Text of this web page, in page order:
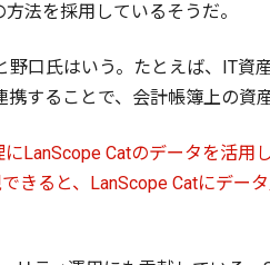
法を採用しているそうだ。
野口氏はいう。たとえば、IT資
することで、会計帳簿上の資
LanScope Catのデータを活
きると、LanScope Catにデー